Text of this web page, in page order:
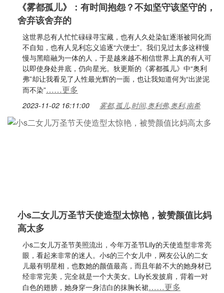
《雾都孤儿》：有时间抱怨？不如坚守该坚守的，
舍弃该舍弃的
这世界总有人忙忙碌碌寻宝藏，也有人久处染缸逐渐被同化而
不自知，也有人见利忘义追逐“六便士”。我们见过太多这样慢
慢与黑暗融为一体的人，于是越来越不相信世界上真的有人可
以即使身处井底，仍向星光。狄更斯的《雾都孤儿》中“奥利
弗”却让我看见了人性最光辉的一面，也让我知道何为“出淤泥
而不染”……更多
2023-11-02 16:11:00 雾都,孤儿,时间,奥利弗,奥利,南希
小s二女儿万圣节天使造型太惊艳，被赞颜值比妈
高太多
小s二女儿万圣节美照流出，今年万圣节Lily的天使造型非常亮
眼，看起来非常的迷人。小s的三个女儿中，网友公认的二女
儿最有明星相，也数她的颜值最高，而且年龄不大的她身材已
经非常完美，完全就是一个大美女。Lily长发披肩，背着一对
白色的翅膀，她身穿一身洁白的抹胸长裙……更多